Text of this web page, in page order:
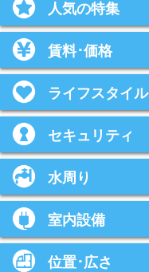
人気の特集
賃料･価格
ライフスタイル
セキュリティ
水周り
室内設備
位置･広さ